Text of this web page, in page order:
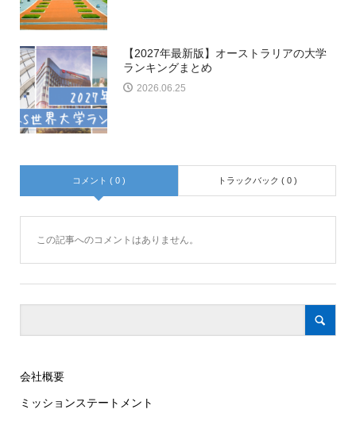
【2027年最新版】オーストラリアの大学
ランキングまとめ
2026.06.25
コメント ( 0 ) トラックバック ( 0 )
この記事へのコメントはありません。
会社概要
ミッションステートメント